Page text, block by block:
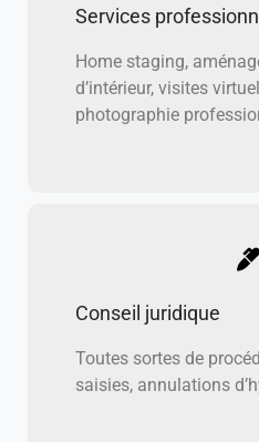
Services
Home staging,
d’intérieur, visites
photographie
Conseil juridique
Toutes sortes de
saisies, annulations